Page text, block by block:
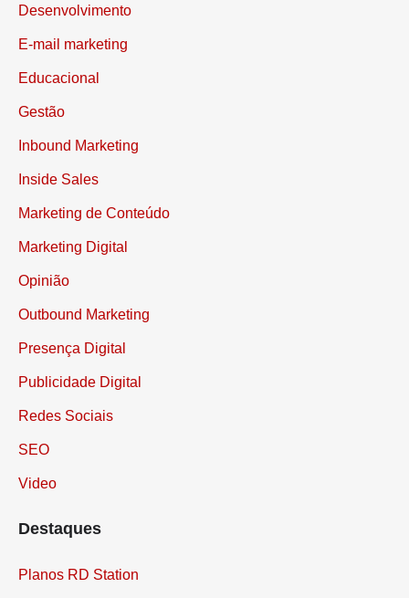
Desenvolvimento
E-mail marketing
Educacional
Gestão
Inbound Marketing
Inside Sales
Marketing de Conteúdo
Marketing Digital
Opinião
Outbound Marketing
Presença Digital
Publicidade Digital
Redes Sociais
SEO
Video
Destaques
Planos RD Station